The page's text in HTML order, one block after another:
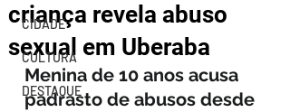
CIDADE
CULTURA
DESTAQUE
criança revela abuso
sexual em Uberaba
Menina de 10 anos acusa
padrasto de abusos desde